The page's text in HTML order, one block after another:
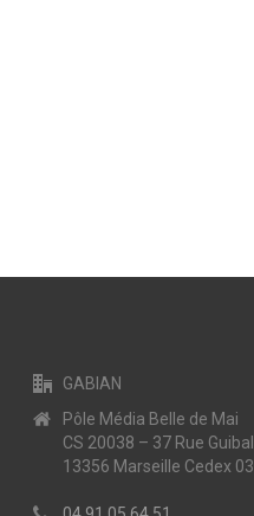
GABIAN
Pôle Média Belle de Mai
CS 20038 – 37 Rue Guibal
13356 Marseille Cedex 03